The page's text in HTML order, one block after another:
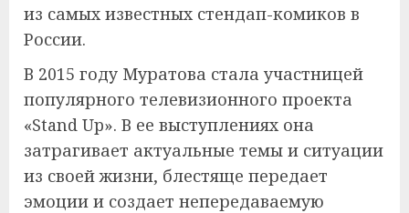
из самых известных стендап-комиков в
России.
В 2015 году Муратова стала участницей
популярного телевизионного проекта
«Stand Up». В ее выступлениях она
затрагивает актуальные темы и ситуации
из своей жизни, блестяще передает
эмоции и создает непередаваемую